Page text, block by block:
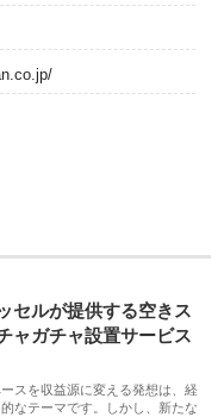
セルが提供する空きス
ャガチャ設置サービス
スを収益源に変える発想は、経
なテーマです。しかし、新たな